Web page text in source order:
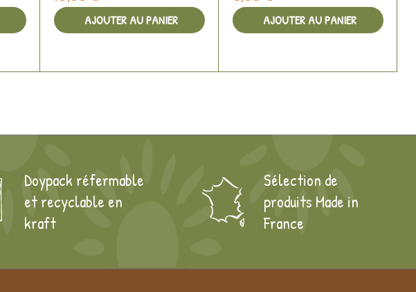
AJOUTER AU PANIER AJOUTER AU PANIER
Doypack réfermable
et recyclable en
kraft
Sélection de
produits Made in
France